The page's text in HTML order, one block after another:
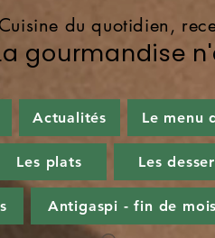
du quotidien,
gourmandise
Actualités Le menu
Les plats Les
Antigaspi - fin de mois